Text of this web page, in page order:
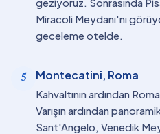
Miracoli Meydanı'nı
geceleme otelde.
5 Montecatini, Roma
Kahvaltının ardından
Varışın ardından
Sant'Angelo, Venedik